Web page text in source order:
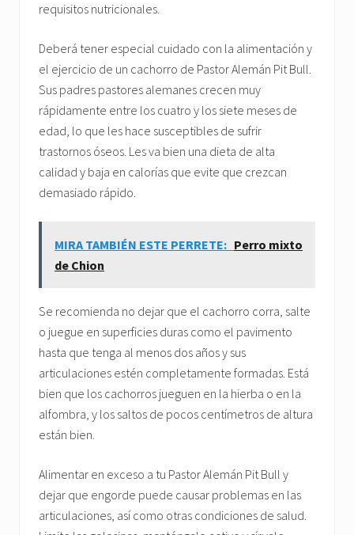
requisitos nutricionales.
Deberá tener especial cuidado con la alimentación y
el ejercicio de un cachorro de Pastor Alemán Pit Bull.
Sus padres pastores alemanes crecen muy
rápidamente entre los cuatro y los siete meses de
edad, lo que les hace susceptibles de sufrir
trastornos óseos. Les va bien una dieta de alta
calidad y baja en calorías que evite que crezcan
demasiado rápido.
MIRA TAMBIÉN ESTE PERRETE: Perro mixto
de Chion
Se recomienda no dejar que el cachorro corra, salte
o juegue en superficies duras como el pavimento
hasta que tenga al menos dos años y sus
articulaciones estén completamente formadas. Está
bien que los cachorros jueguen en la hierba o en la
alfombra, y los saltos de pocos centímetros de altura
están bien.
Alimentar en exceso a tu Pastor Alemán Pit Bull y
dejar que engorde puede causar problemas en las
articulaciones, así como otras condiciones de salud.